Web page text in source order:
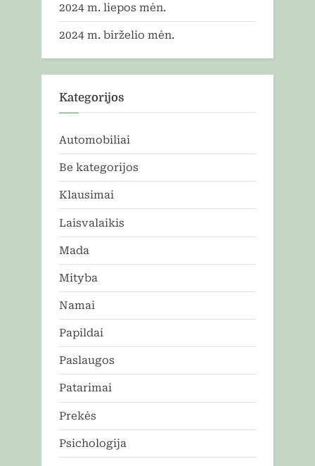
2024 m. liepos mėn.
2024 m. birželio mėn.
Kategorijos
Automobiliai
Be kategorijos
Klausimai
Laisvalaikis
Mada
Mityba
Namai
Papildai
Paslaugos
Patarimai
Prekės
Psichologija